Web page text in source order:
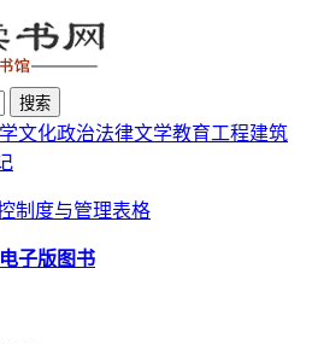
搜索
文化政治法律文学教育工程建筑
制度与管理表格
子版图书